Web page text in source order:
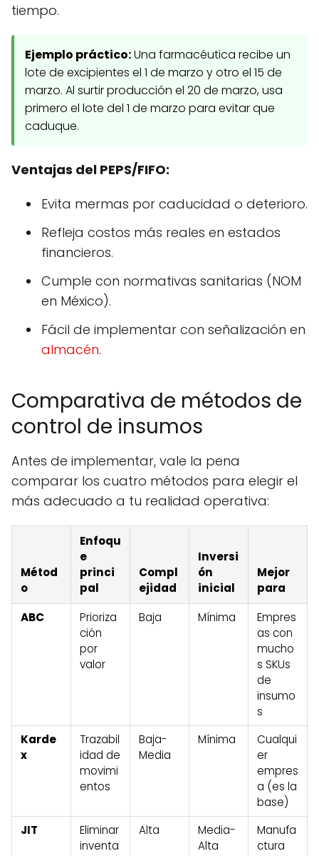
tiempo.
Ejemplo práctico:Una farmacéutica recibe un
lote de excipientes el 1 de marzo y otro el 15 de
marzo. Al surtir producción el 20 de marzo, usa
primero el lote del 1 de marzo para evitar que
caduque.
Ventajas del PEPS/FIFO:
Evita mermas por caducidad o deterioro.
Refleja costos más reales en estados
financieros.
Cumple con normativas sanitarias (NOM
en México).
Fácil de implementar con señalización en
almacén.
Comparativa de métodos de
control de insumos
Antes de implementar, vale la pena
comparar los cuatro métodos para elegir el
más adecuado a tu realidad operativa:
Métod
o
Enfoqu
e
princi
pal
Compl
ejidad
Inversi
ón
inicial
Mejor
para
ABC
Prioriza
ción
por
valor
Baja Mínima
Empres
as con
mucho
s SKUs
de
insumo
s
Karde
x
Trazabil
idad de
movimi
entos
Baja-
Media
Mínima
Cualqui
er
empres
a (es la
base)
JIT
Eliminar
inventa
Alta
Media-
Alta
Manufa
ctura